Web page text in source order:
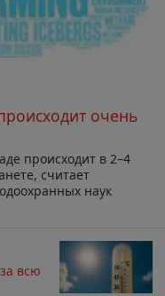
очень
происходит в 2–4
считает
наук
всю